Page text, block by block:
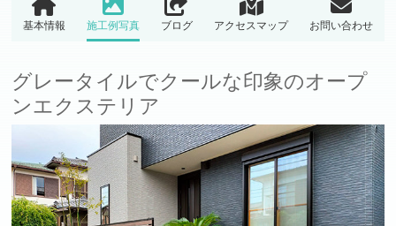
基本情報 施工例写真 ブログ アクセスマップ お問い合わせ
グレータイルでクールな印象のオープ
ンエクステリア